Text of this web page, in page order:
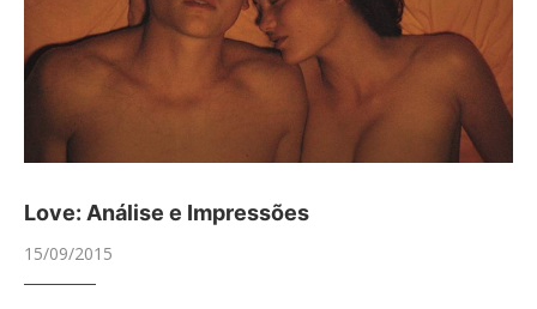
Love: Análise e Impressões
15/09/2015